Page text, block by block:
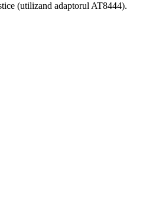
(utilizand adaptorul AT8444).